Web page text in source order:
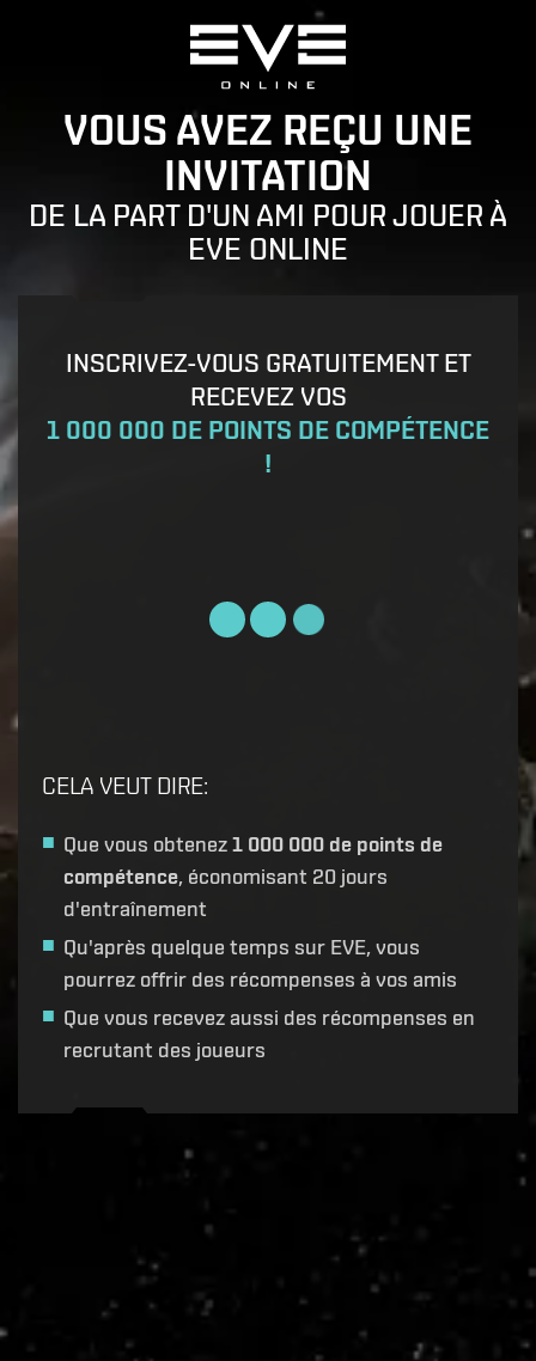
VOUS AVEZ REÇU UNE
INVITATION
DE LA PART D'UN AMI POUR JOUER À
EVE ONLINE
INSCRIVEZ-VOUS GRATUITEMENT ET
RECEVEZ VOS
1 000 000 DE POINTS DE COMPÉTENCE
!
CELA VEUT DIRE:
Que vous obtenez1 000 000 de points de
compétence, économisant 20 jours
d'entraînement
Qu'après quelque temps sur EVE, vous
pourrez offrir des récompenses à vos amis
Que vous recevez aussi des récompenses en
recrutant des joueurs
Recruitment service url to use: